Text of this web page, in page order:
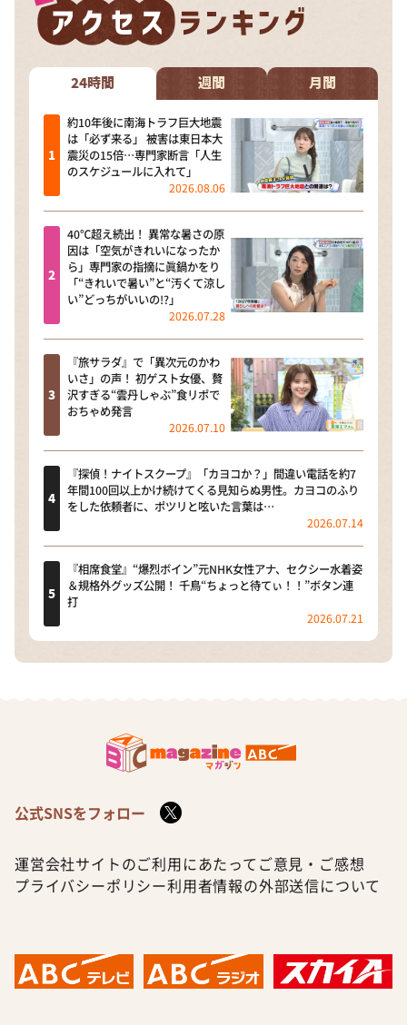
24時間 週間 月間
約10年後に南海トラフ巨大地震
は「必ず来る」 被害は東日本大
震災の15倍…専門家断言「人生
のスケジュールに入れて」
2026.08.06
40℃超え続出！ 異常な暑さの原
因は「空気がきれいになったか
ら」専門家の指摘に眞鍋かをり
「“きれいで暑い”と“汚くて涼し
い”どっちがいいの!?」
2026.07.28
『旅サラダ』で「異次元のかわ
いさ」の声！ 初ゲスト女優、贅
沢すぎる“雲丹しゃぶ”食リポで
おちゃめ発言
2026.07.10
『探偵！ナイトスクープ』「カヨコか？」間違い電話を約7
年間100回以上かけ続けてくる見知らぬ男性。カヨコのふり
をした依頼者に、ポツリと呟いた言葉は…
2026.07.14
『相席食堂』“爆烈ボイン”元NHK女性アナ、セクシー水着姿
＆規格外グッズ公開！ 千鳥“ちょっと待てぃ！！”ボタン連
打
2026.07.21
公式SNSをフォロー
運営会社サイトのご利用にあたって ご意見・ご感想
プライバシーポリシー利用者情報の外部送信について